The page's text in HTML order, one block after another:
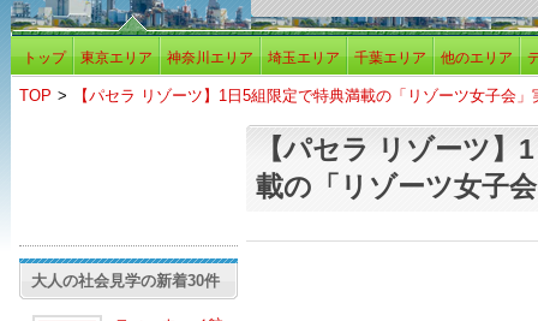
トップ 東京エリア 神奈川エリア 埼玉エリア 千葉エリア 他のエリア
TOP > 【パセラ リゾーツ】1日5組限定で特典満載の「リゾーツ女子会」
大人の社会見学の新着30件
【パセラ リゾーツ】
載の「リゾーツ女子